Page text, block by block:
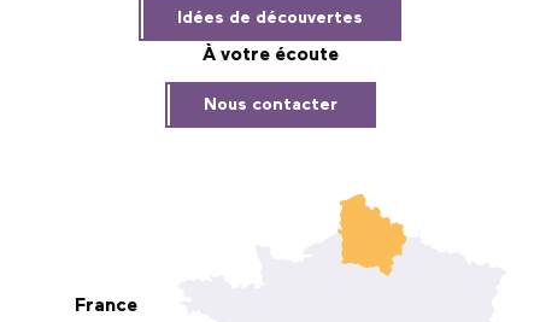
Idées de découvertes
À votre écoute
Nous contacter
France